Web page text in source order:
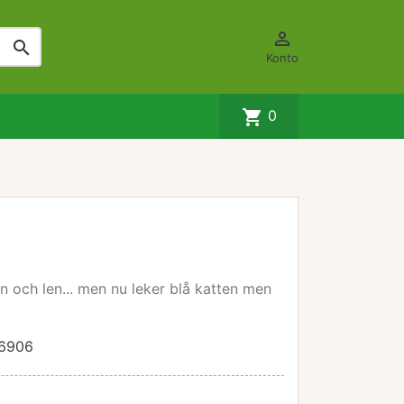
 
Konto
shopping_cart 0
och len... men nu leker blå katten men